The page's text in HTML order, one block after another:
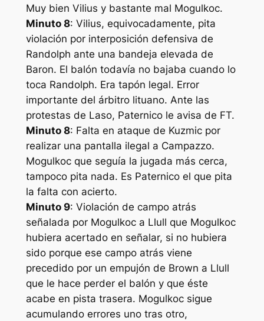
Muy bien Vilius y bastante mal Mogulkoc.
Minuto 8: Vilius, equivocadamente, pita
violación por interposición defensiva de
Randolph ante una bandeja elevada de
Baron. El balón todavía no bajaba cuando lo
toca Randolph. Era tapón legal. Error
importante del árbitro lituano. Ante las
protestas de Laso, Paternico le avisa de FT.
Minuto 8: Falta en ataque de Kuzmic por
realizar una pantalla ilegal a Campazzo.
Mogulkoc que seguía la jugada más cerca,
tampoco pita nada. Es Paternico el que pita
la falta con acierto.
Minuto 9: Violación de campo atrás
señalada por Mogulkoc a Llull que Mogulkoc
hubiera acertado en señalar, si no hubiera
sido porque ese campo atrás viene
precedido por un empujón de Brown a Llull
que le hace perder el balón y que éste
acabe en pista trasera. Mogulkoc sigue
acumulando errores uno tras otro,